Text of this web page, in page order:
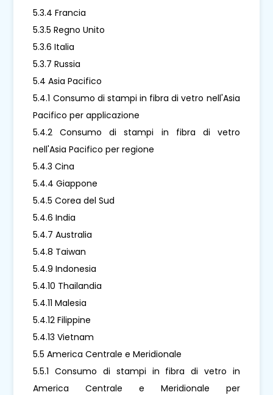
5.3.4 Francia
5.3.5 Regno Unito
5.3.6 Italia
5.3.7 Russia
5.4 Asia Pacifico
5.4.1 Consumo di stampi in fibra di vetro nell'Asia
Pacifico per applicazione
5.4.2 Consumo di stampi in fibra di vetro
nell'Asia Pacifico per regione
5.4.3 Cina
5.4.4 Giappone
5.4.5 Corea del Sud
5.4.6 India
5.4.7 Australia
5.4.8 Taiwan
5.4.9 Indonesia
5.4.10 Thailandia
5.4.11 Malesia
5.4.12 Filippine
5.4.13 Vietnam
5.5 America Centrale e Meridionale
5.5.1 Consumo di stampi in fibra di vetro in
America Centrale e Meridionale per